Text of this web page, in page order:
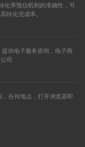
化率预估机制的准确性，可
转化完成率。
供电子服务咨询，电子商
司
，任何地点，打开浏览器即